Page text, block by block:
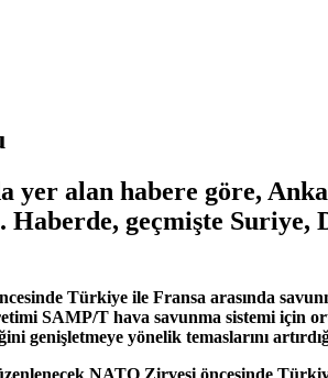
yer alan habere göre,
Haberde, geçmişte
Türkiye ile Fransa arasında
SAMP/T hava savunma sistemi için
genişletmeye yönelik temaslarını